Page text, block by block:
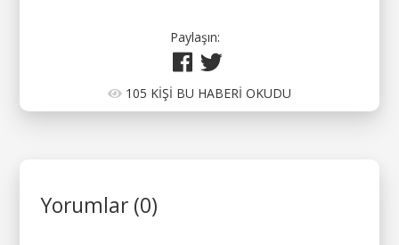
Paylaşın:
105 KİŞİ BU HABERİ OKUDU
Yorumlar (0)